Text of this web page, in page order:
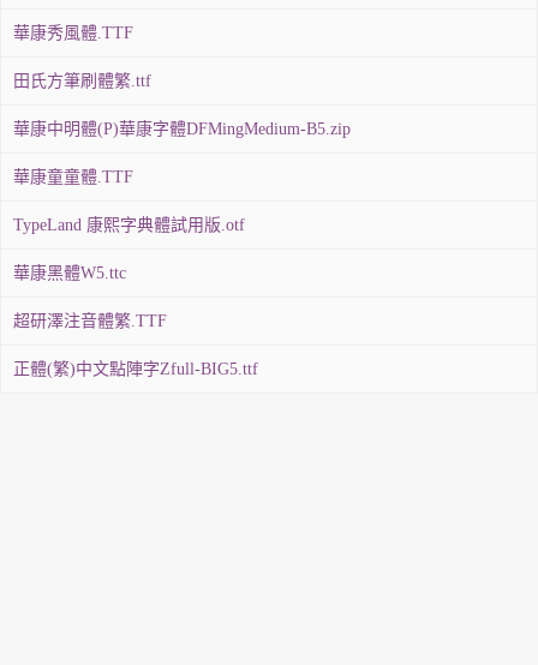
華康秀風體.TTF
田氏方筆刷體繁.ttf
華康中明體(P)華康字體DFMingMedium-B5.zip
華康童童體.TTF
TypeLand 康熙字典體試用版.otf
華康黑體W5.ttc
超研澤注音體繁.TTF
正體(繁)中文點陣字Zfull-BIG5.ttf